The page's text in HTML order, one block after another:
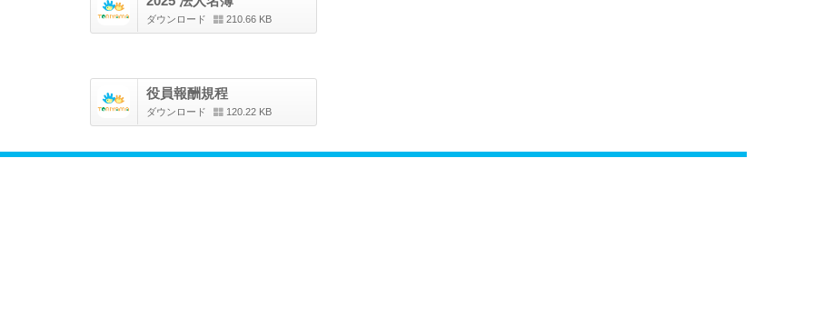
ダウンロード 210.66 KB
役員報酬規程
ダウンロード 120.22 KB